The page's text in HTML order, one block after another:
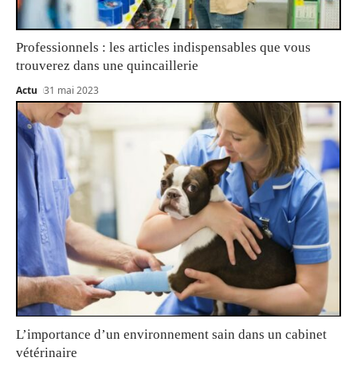
Professionnels : les articles indispensables que vous
trouverez dans une quincaillerie
Actu 31 mai 2023
L’importance d’un environnement sain dans un cabinet
vétérinaire